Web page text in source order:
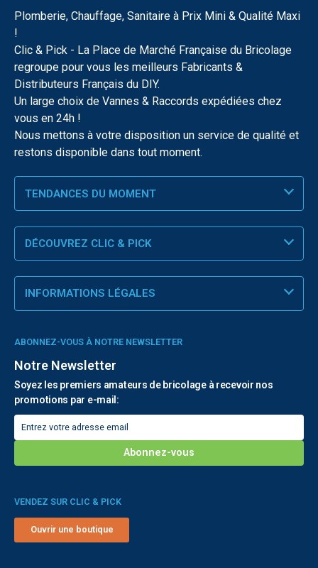
Plomberie, Chauffage, Sanitaire à Prix Mini & Qualité Maxi
!
Clic & Pick - La Place de Marché Française du Bricolage
regroupe pour vous les meilleurs Fabricants &
Distributeurs Français du DIY.
Un large choix de Vannes & Raccords expédiées chez
vous en 24h !
Nous mettons à votre disposition un service de qualité et
restons disponible dans tout moment.
TENDANCES DU MOMENT
DÉCOUVREZ CLIC & PICK
INFORMATIONS LÉGALES
ABONNEZ-VOUS À NOTRE NEWSLETTER
Notre Newsletter
Soyez les premiers amateurs de bricolage à recevoir nos
promotions par e-mail:
VENDEZ SUR CLIC & PICK
Ouvrir une boutique